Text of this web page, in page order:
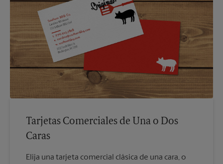
Tarjetas Comerciales de Una o Dos
Caras
Elija una tarjeta comercial clásica de una cara, o